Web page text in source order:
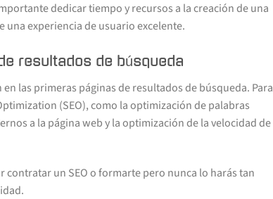
dedicar tiempo y recursos a la creación de una
experiencia de usuario excelente.
resultados de búsqueda
las primeras páginas de resultados de búsqueda. Para
(SEO), como la optimización de palabras
a la página web y la optimización de la velocidad de
contratar un SEO o formarte pero nunca lo harás tan